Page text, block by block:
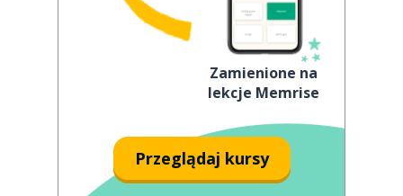
Zamienione na
lekcje Memrise
Przeglądaj kursy